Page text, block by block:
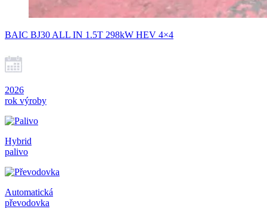
BAIC BJ30 ALL IN 1.5T 298kW HEV 4×4
2026
rok výroby
Hybrid
palivo
Automatická
převodovka